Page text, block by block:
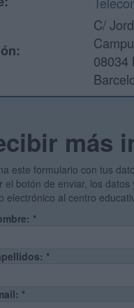
C/
08034
más
este formulario con tus
el botón de enviar, los
electrónico al centro
*
*
*